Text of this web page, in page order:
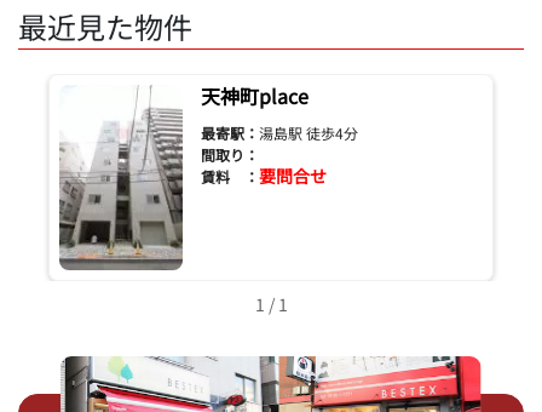
最近見た物件
天神町place
最寄駅： 湯島駅 徒歩4分
間取り：
賃料 ： 要問合せ
1 / 1